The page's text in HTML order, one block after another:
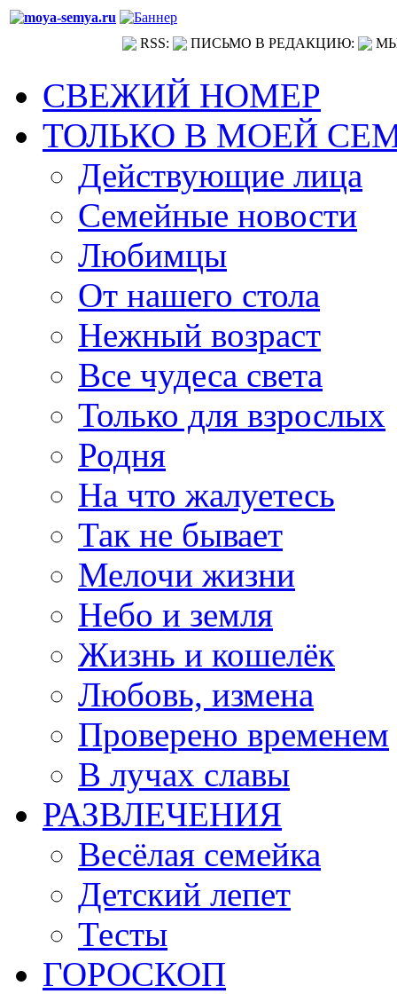
RSS: ПИСЬМО В РЕДАКЦИЮ:
СВЕЖИЙ НОМЕР
ТОЛЬКО В МОЕЙ
Действующие лица
Семейные новости
Любимцы
От нашего стола
Нежный возраст
Все чудеса света
Только для взрослых
Родня
На что жалуетесь
Так не бывает
Мелочи жизни
Небо и земля
Жизнь и кошелёк
Любовь, измена
Проверено временем
В лучах славы
РАЗВЛЕЧЕНИЯ
Весёлая семейка
Детский лепет
Тесты
ГОРОСКОП